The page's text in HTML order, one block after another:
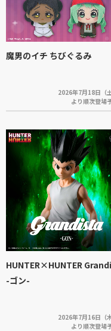
魔男のイチ ちびぐるみ
2026年7月18日（土
より順次登場
HUNTER×HUNTER
-ゴン-
2026年7月16日（木
より順次登場